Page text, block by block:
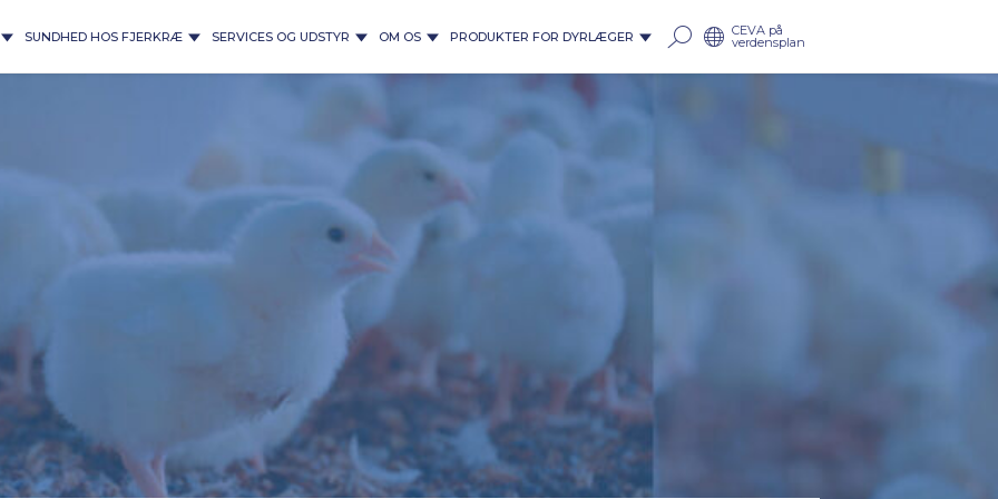
SUNDHED HOS FJERKRÆ SERVICES OG UDSTYR OM OS PRODUKTER FOR DYRLÆGER CEVA på
verdensplan